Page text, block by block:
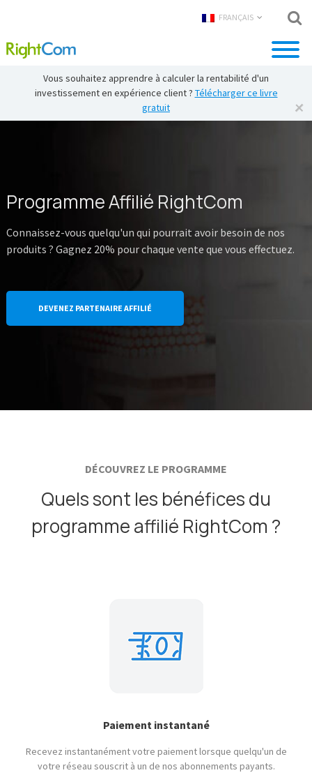
FRANÇAIS
Vous souhaitez apprendre à calculer la rentabilité d'un
investissement en expérience client ? Télécharger ce livre
gratuit
Programme Affilié RightCom
Connaissez-vous quelqu'un qui pourrait avoir besoin de nos
produits ? Gagnez 20% pour chaque vente que vous effectuez.
DEVENEZ PARTENAIRE AFFILIÉ
DÉCOUVREZ LE PROGRAMME
Quels sont les bénéfices du
programme affilié RightCom ?
Paiement instantané
Recevez instantanément votre paiement lorsque quelqu'un de
votre réseau souscrit à un de nos abonnements payants.